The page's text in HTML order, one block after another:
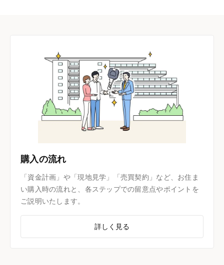
購入の流れ
「資金計画」や「現地見学」「売買契約」など、お住ま
い購入時の流れと、各ステップでの留意点やポイントを
ご説明いたします。
詳しく見る